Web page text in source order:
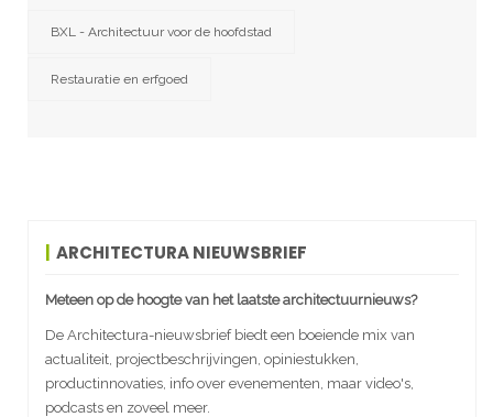
BXL - Architectuur voor de hoofdstad
Restauratie en erfgoed
ARCHITECTURA NIEUWSBRIEF
Meteen op de hoogte van het laatste architectuurnieuws?
De Architectura-nieuwsbrief biedt een boeiende mix van
actualiteit, projectbeschrijvingen, opiniestukken,
productinnovaties, info over evenementen, maar video's,
podcasts en zoveel meer.